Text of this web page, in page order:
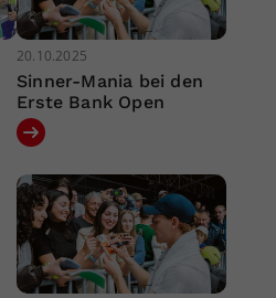
20.10.2025
Sinner-Mania bei den
Erste Bank Open